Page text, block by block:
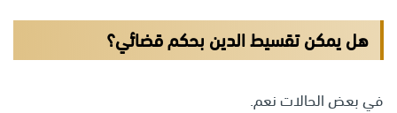
هل يمكن تقسيط الدين بحكم قضائي؟
في بعض الحالات نعم.